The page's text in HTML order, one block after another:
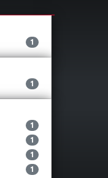
1
1
1
1
1
1